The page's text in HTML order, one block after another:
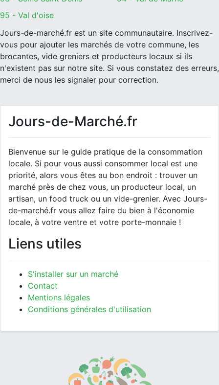
95 - Val d'oise
Jours-de-marché.fr est un site communautaire. Inscrivez-
vous pour ajouter les marchés de votre commune, les
brocantes, vide greniers et producteurs locaux si ils
n'existent pas sur notre site. Si vous constatez des erreurs,
merci de nous les signaler pour correction.
Jours-de-Marché.fr
Bienvenue sur le guide pratique de la consommation
locale. Si pour vous aussi consommer local est une
priorité, alors vous êtes au bon endroit : trouver un
marché près de chez vous, un producteur local, un
artisan, un food truck ou un vide-grenier. Avec Jours-
de-marché.fr vous allez faire du bien à l'économie
locale, à votre ventre et votre porte-monnaie !
Liens utiles
S'installer sur un marché
Contact
Mentions légales
Conditions générales d'utilisation